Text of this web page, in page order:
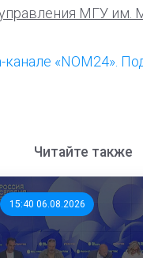
МГУ
«NOM24».
Читайте также
15:40 06.08.2026